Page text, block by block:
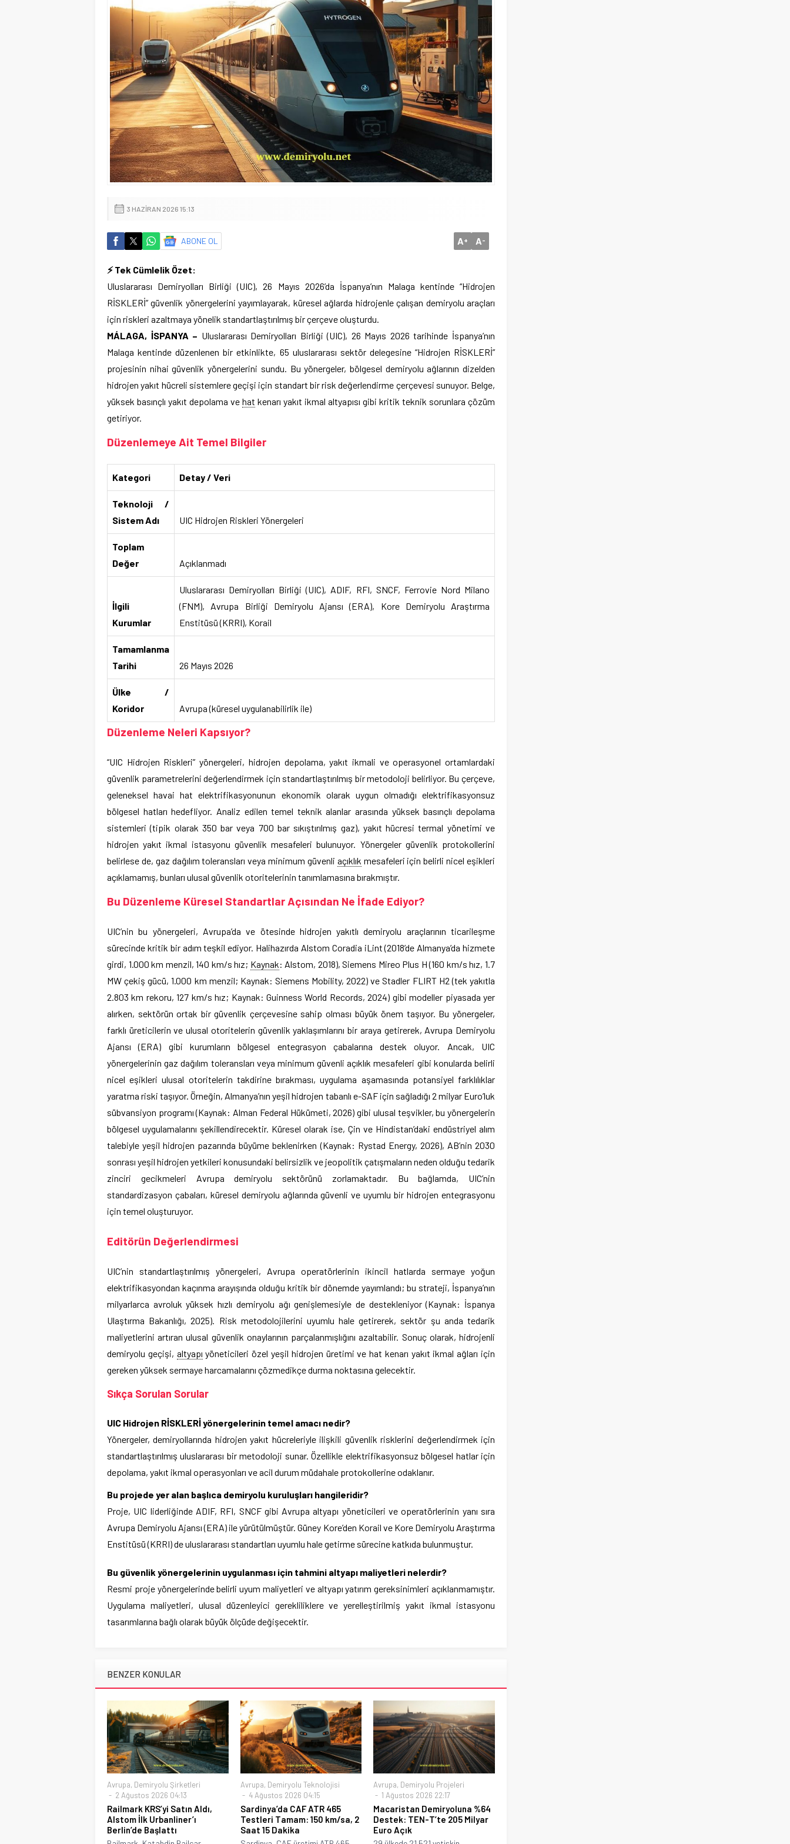
3 HAZIRAN 2026 15:13
ABONE OL A+ A-
⚡ Tek Cümlelik Özet:
Uluslararası Demiryolları Birliği (UIC), 26 Mayıs 2026’da İspanya’nın Malaga kentinde “Hidrojen
RİSKLERİ” güvenlik yönergelerini yayımlayarak, küresel ağlarda hidrojenle çalışan demiryolu araçları
için riskleri azaltmaya yönelik standartlaştırılmış bir çerçeve oluşturdu.
MÁLAGA, İSPANYA – Uluslararası Demiryolları Birliği (UIC), 26 Mayıs 2026 tarihinde İspanya’nın
Malaga kentinde düzenlenen bir etkinlikte, 65 uluslararası sektör delegesine “Hidrojen RİSKLERİ”
projesinin nihai güvenlik yönergelerini sundu. Bu yönergeler, bölgesel demiryolu ağlarının dizelden
hidrojen yakıt hücreli sistemlere geçişi için standart bir risk değerlendirme çerçevesi sunuyor. Belge,
yüksek basınçlı yakıt depolama ve hat kenarı yakıt ikmal altyapısı gibi kritik teknik sorunlara çözüm
getiriyor.
Düzenlemeye Ait Temel Bilgiler
Kategori Detay / Veri
Teknoloji /
Sistem Adı
UIC Hidrojen Riskleri Yönergeleri
Toplam
Değer
Açıklanmadı
İlgili
Kurumlar
Uluslararası Demiryolları Birliği (UIC), ADIF, RFI, SNCF, Ferrovie Nord Milano
(FNM), Avrupa Birliği Demiryolu Ajansı (ERA), Kore Demiryolu Araştırma
Enstitüsü (KRRI), Korail
Tamamlanma
Tarihi
26 Mayıs 2026
Ülke /
Koridor
Avrupa (küresel uygulanabilirlik ile)
Düzenleme Neleri Kapsıyor?
“UIC Hidrojen Riskleri” yönergeleri, hidrojen depolama, yakıt ikmali ve operasyonel ortamlardaki
güvenlik parametrelerini değerlendirmek için standartlaştırılmış bir metodoloji belirliyor. Bu çerçeve,
geleneksel havai hat elektrifikasyonunun ekonomik olarak uygun olmadığı elektrifikasyonsuz
bölgesel hatları hedefliyor. Analiz edilen temel teknik alanlar arasında yüksek basınçlı depolama
sistemleri (tipik olarak 350 bar veya 700 bar sıkıştırılmış gaz), yakıt hücresi termal yönetimi ve
hidrojen yakıt ikmal istasyonu güvenlik mesafeleri bulunuyor. Yönergeler güvenlik protokollerini
belirlese de, gaz dağılım toleransları veya minimum güvenli açıklık mesafeleri için belirli nicel eşikleri
açıklamamış, bunları ulusal güvenlik otoritelerinin tanımlamasına bırakmıştır.
Bu Düzenleme Küresel Standartlar Açısından Ne İfade Ediyor?
UIC’nin bu yönergeleri, Avrupa’da ve ötesinde hidrojen yakıtlı demiryolu araçlarının ticarileşme
sürecinde kritik bir adım teşkil ediyor. Halihazırda Alstom Coradia iLint (2018’de Almanya’da hizmete
girdi, 1.000 km menzil, 140 km/s hız; Kaynak: Alstom, 2018), Siemens Mireo Plus H (160 km/s hız, 1.7
MW çekiş gücü, 1.000 km menzil; Kaynak: Siemens Mobility, 2022) ve Stadler FLIRT H2 (tek yakıtla
2.803 km rekoru, 127 km/s hız; Kaynak: Guinness World Records, 2024) gibi modeller piyasada yer
alırken, sektörün ortak bir güvenlik çerçevesine sahip olması büyük önem taşıyor. Bu yönergeler,
farklı üreticilerin ve ulusal otoritelerin güvenlik yaklaşımlarını bir araya getirerek, Avrupa Demiryolu
Ajansı (ERA) gibi kurumların bölgesel entegrasyon çabalarına destek oluyor. Ancak, UIC
yönergelerinin gaz dağılım toleransları veya minimum güvenli açıklık mesafeleri gibi konularda belirli
nicel eşikleri ulusal otoritelerin takdirine bırakması, uygulama aşamasında potansiyel farklılıklar
yaratma riski taşıyor. Örneğin, Almanya’nın yeşil hidrojen tabanlı e-SAF için sağladığı 2 milyar Euro’luk
sübvansiyon programı (Kaynak: Alman Federal Hükümeti, 2026) gibi ulusal teşvikler, bu yönergelerin
bölgesel uygulamalarını şekillendirecektir. Küresel olarak ise, Çin ve Hindistan’daki endüstriyel alım
talebiyle yeşil hidrojen pazarında büyüme beklenirken (Kaynak: Rystad Energy, 2026), AB’nin 2030
sonrası yeşil hidrojen yetkileri konusundaki belirsizlik ve jeopolitik çatışmaların neden olduğu tedarik
zinciri gecikmeleri Avrupa demiryolu sektörünü zorlamaktadır. Bu bağlamda, UIC’nin
standardizasyon çabaları, küresel demiryolu ağlarında güvenli ve uyumlu bir hidrojen entegrasyonu
için temel oluşturuyor.
Editörün Değerlendirmesi
UIC’nin standartlaştırılmış yönergeleri, Avrupa operatörlerinin ikincil hatlarda sermaye yoğun
elektrifikasyondan kaçınma arayışında olduğu kritik bir dönemde yayımlandı; bu strateji, İspanya’nın
milyarlarca avroluk yüksek hızlı demiryolu ağı genişlemesiyle de destekleniyor (Kaynak: İspanya
Ulaştırma Bakanlığı, 2025). Risk metodolojilerini uyumlu hale getirerek, sektör şu anda tedarik
maliyetlerini artıran ulusal güvenlik onaylarının parçalanmışlığını azaltabilir. Sonuç olarak, hidrojenli
demiryolu geçişi, altyapı yöneticileri özel yeşil hidrojen üretimi ve hat kenarı yakıt ikmal ağları için
gereken yüksek sermaye harcamalarını çözmedikçe durma noktasına gelecektir.
Sıkça Sorulan Sorular
UIC Hidrojen RİSKLERİ yönergelerinin temel amacı nedir?
Yönergeler, demiryollarında hidrojen yakıt hücreleriyle ilişkili güvenlik risklerini değerlendirmek için
standartlaştırılmış uluslararası bir metodoloji sunar. Özellikle elektrifikasyonsuz bölgesel hatlar için
depolama, yakıt ikmal operasyonları ve acil durum müdahale protokollerine odaklanır.
Bu projede yer alan başlıca demiryolu kuruluşları hangileridir?
Proje, UIC liderliğinde ADIF, RFI, SNCF gibi Avrupa altyapı yöneticileri ve operatörlerinin yanı sıra
Avrupa Demiryolu Ajansı (ERA) ile yürütülmüştür. Güney Kore’den Korail ve Kore Demiryolu Araştırma
Enstitüsü (KRRI) de uluslararası standartları uyumlu hale getirme sürecine katkıda bulunmuştur.
Bu güvenlik yönergelerinin uygulanması için tahmini altyapı maliyetleri nelerdir?
Resmi proje yönergelerinde belirli uyum maliyetleri ve altyapı yatırım gereksinimleri açıklanmamıştır.
Uygulama maliyetleri, ulusal düzenleyici gerekliliklere ve yerelleştirilmiş yakıt ikmal istasyonu
tasarımlarına bağlı olarak büyük ölçüde değişecektir.
BENZER KONULAR
Avrupa, Demiryolu Şirketleri
2 Ağustos 2026 04:13
Railmark KRS’yi Satın Aldı,
Alstom İlk Urbanliner’ı
Berlin’de Başlattı
Avrupa, Demiryolu Teknolojisi
4 Ağustos 2026 04:15
Sardinya’da CAF ATR 465
Testleri Tamam: 150 km/sa, 2
Saat 15 Dakika
Avrupa, Demiryolu Projeleri
1 Ağustos 2026 22:17
Macaristan Demiryoluna %64
Destek: TEN-T’te 205 Milyar
Euro Açık